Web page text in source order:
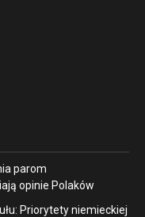
parom
opinie Polaków
Priorytety niemieckiej